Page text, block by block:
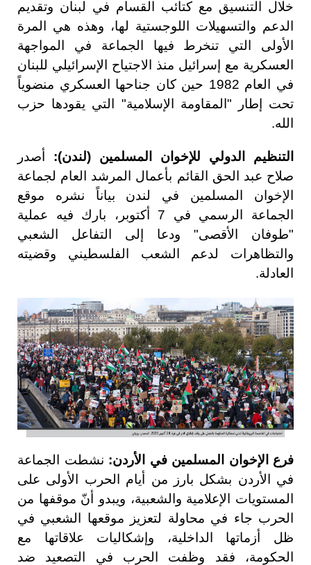
خلال التنسيق مع كتائب القسام في لبنان وتقديم
الدعم والتسهيلات اللوجستية لها، وهذه هي المرة
الأولى التي تنخرط فيها الجماعة في المواجهة
العسكرية مع إسرائيل منذ الاجتياح الإسرائيلي للبنان
في العام 1982 حين كان جناحها العسكري منضوياً
تحت إطار "المقاومة الإسلامية" التي يقودها حزب
الله.
التنظيم الدولي للإخوان المسلمين (لندن): أصدر
صلاح عبد الحق القائم بأعمال المرشد العام لجماعة
الإخوان المسلمين في لندن بياناً نشره موقع
الجماعة الرسمي في 7 أكتوبر، بارك فيه عملية
"طوفان الأقصى" ودعا إلى التفاعل الشعبي
والتظاهرات لدعم الشعب الفلسطيني وقضيته
العادلة.
فرع الإخوان المسلمين في الأردن: نشطت الجماعة
في الأردن بشكل بارز من أيام الحرب الأولى على
المستويات الإعلامية والشعبية، ويبدو أنّ موقفها من
الحرب جاء في محاولة لتعزيز موقعها الشعبي في
ظل أزماتها الداخلية، وإشكاليات علاقاتها مع
الحكومة، فقد وظفت الحرب في التصعيد ضد